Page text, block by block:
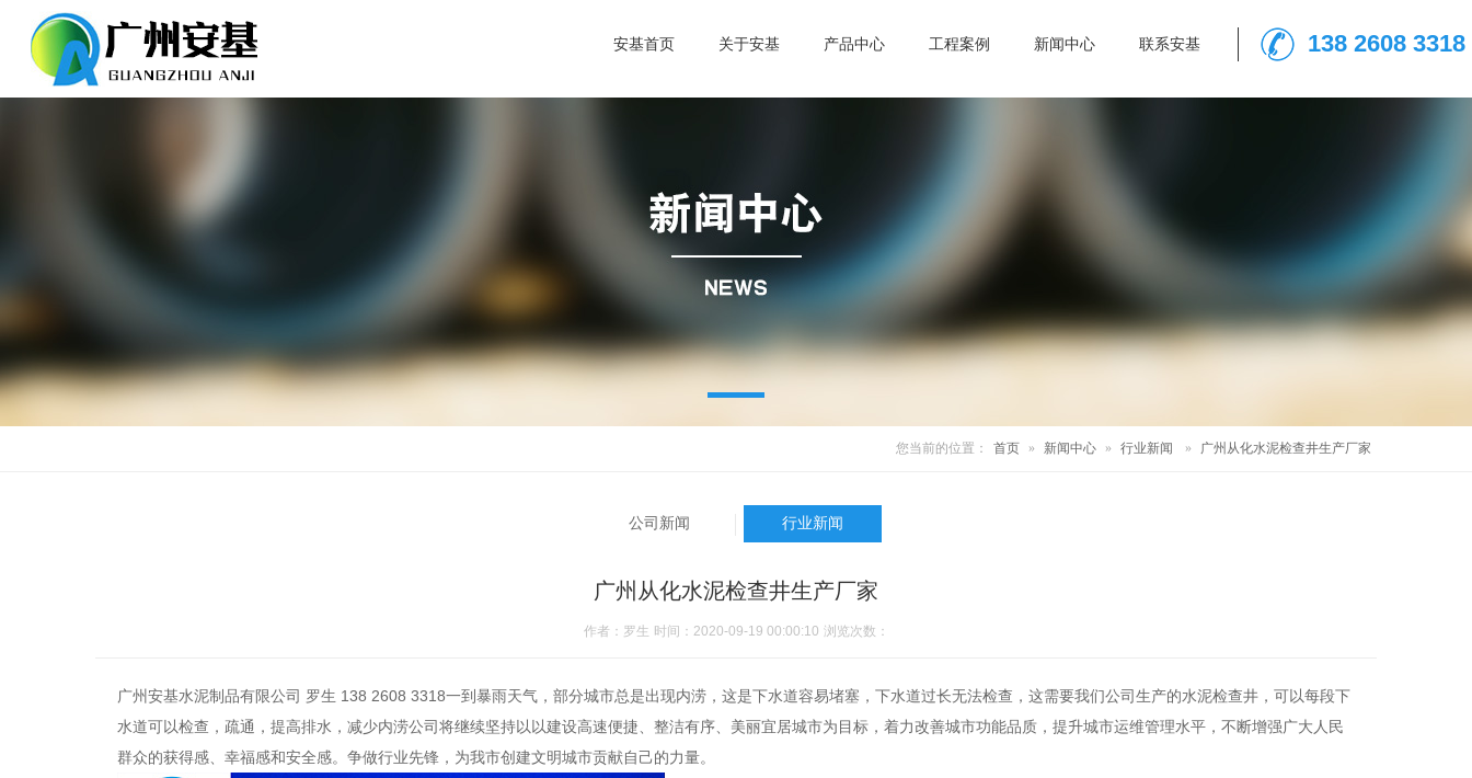
安基首页 关于安基 产品中心 工程案例 新闻中心 联系安基 138 2608 3318
您当前的位置： 首页 » 新闻中心 » 行业新闻 » 广州从化水泥检查井生产厂家
公司新闻 行业新闻
广州从化水泥检查井生产厂家
作者：罗生 时间：2020-09-19 00:00:10 浏览次数：
广州安基水泥制品有限公司 罗生 138 2608 3318一到暴雨天气，部分城市总是出现内涝，这是下水道容易堵塞，下水道过长无法检查，这需要我们公司生产的水泥检查井，可以每段下
水道可以检查，疏通，提高排水，减少内涝公司将继续坚持以以建设高速便捷、整洁有序、美丽宜居城市为目标，着力改善城市功能品质，提升城市运维管理水平，不断增强广大人民
群众的获得感、幸福感和安全感。争做行业先锋，为我市创建文明城市贡献自己的力量。